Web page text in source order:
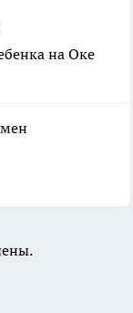
на Оке